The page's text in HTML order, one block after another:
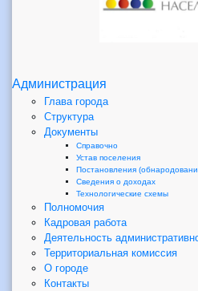
Администрация
Глава города
Структура
Документы
Справочно
Устав поселения
Постановления
Сведения о доходах
Технологические схемы
Полномочия
Кадровая работа
Деятельность
Территориальная комиссия
О городе
Контакты